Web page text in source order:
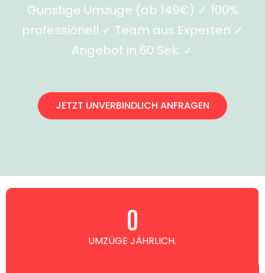
Günstige Umzüge (ab 149€) ✓ 100%
professionell ✓ Team aus Experten ✓
Angebot in 60 Sek. ✓
JETZT UNVERBINDLICH ANFRAGEN
UMZÜGE JÄHRLICH.
0